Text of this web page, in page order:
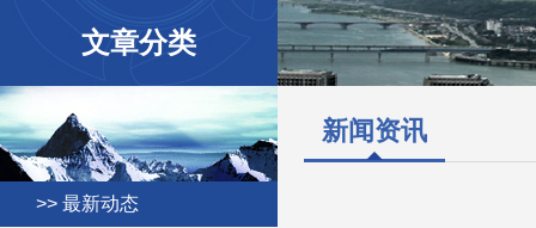
文章分类
>> 最新动态
新闻资讯